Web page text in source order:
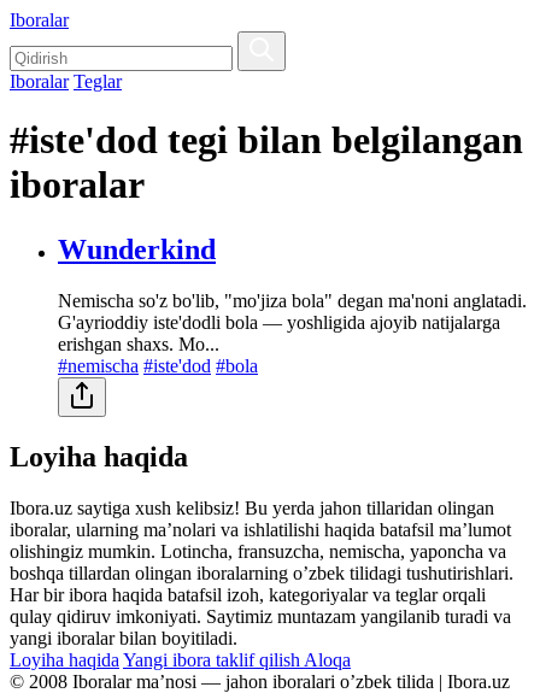
Iboralar
Iboralar Teglar
#iste'dod tegi bilan belgilangan
iboralar
Wunderkind
Nemischa so'z bo'lib, "mo'jiza bola" degan ma'noni anglatadi.
G'ayrioddiy iste'dodli bola — yoshligida ajoyib natijalarga
erishgan shaxs. Mo...
#nemischa #iste'dod #bola
Loyiha haqida
Ibora.uz saytiga xush kelibsiz! Bu yerda jahon tillaridan olingan
iboralar, ularning maʼnolari va ishlatilishi haqida batafsil maʼlumot
olishingiz mumkin. Lotincha, fransuzcha, nemischa, yaponcha va
boshqa tillardan olingan iboralarning oʼzbek tilidagi tushutirishlari.
Har bir ibora haqida batafsil izoh, kategoriyalar va teglar orqali
qulay qidiruv imkoniyati. Saytimiz muntazam yangilanib turadi va
yangi iboralar bilan boyitiladi.
Loyiha haqida Yangi ibora taklif qilish Aloqa
© 2008 Iboralar maʼnosi — jahon iboralari oʼzbek tilida | Ibora.uz